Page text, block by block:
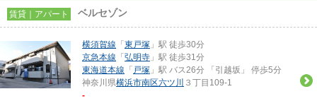
賃貸｜アパート ベルセゾン
横須賀線 「 東戸塚 」駅 徒歩30分
京急本線 「 弘明寺 」駅 徒歩31分
東海道本線 「 戸塚 」駅 バス26分 「引越坂」 停歩5分
神奈川県横浜市南区六ツ川 ３丁目109-1
-